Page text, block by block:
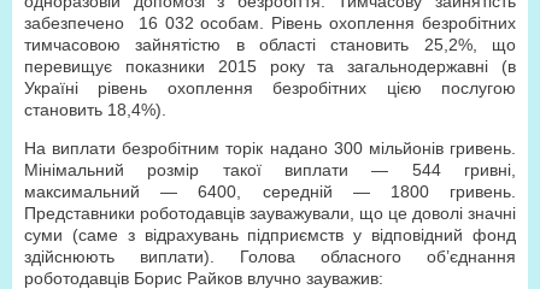
забезпечено 16 032 особам. Рівень охоплення безробітних
тимчасовою зайнятістю в області становить 25,2%, що
перевищує показники 2015 року та загальнодержавні (в
Україні рівень охоплення безробітних цією послугою
становить 18,4%).
На виплати безробітним торік надано 300 мільйонів гривень.
Мінімальний розмір такої виплати — 544 гривні,
максимальний — 6400, середній — 1800 гривень.
Представники роботодавців зауважували, що це доволі значні
суми (саме з відрахувань підприємств у відповідний фонд
здійснюють виплати). Голова обласного об’єднання
роботодавців Борис Райков влучно зауважив: